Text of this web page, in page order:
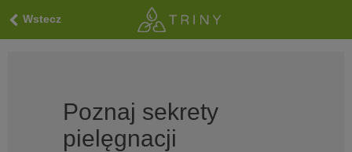
Wstecz
Poznaj sekrety
pielęgnacji